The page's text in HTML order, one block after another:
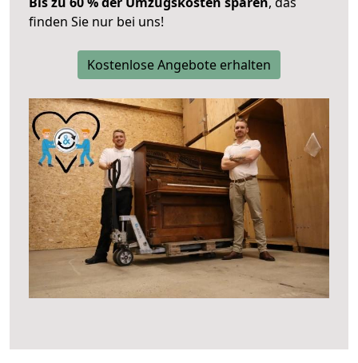
finden Sie nur bei uns!
Kostenlose Angebote erhalten